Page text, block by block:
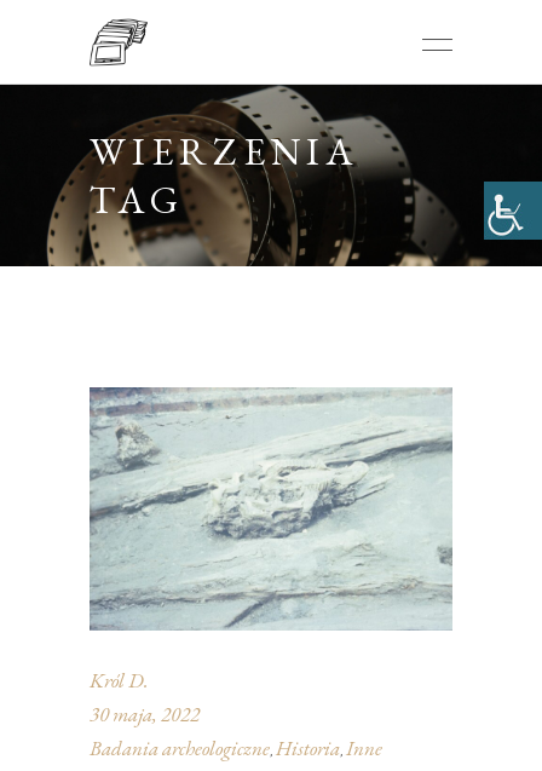
WIERZENIA
TAG
Król D.
30 maja, 2022
Badania archeologiczne, Historia, Inne